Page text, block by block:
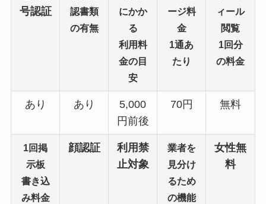
号認証
認書類
の有無
にかか
る
利用料
金の目
安
ージ料
金
1通あ
たり
ィール
閲覧
1回分
の料金
あり あり
5,000
円前後
70円 無料
1回掲
示板
書き込
み料金
顔認証
利用禁
止対象
業者を
見分け
るため
の機能
女性無
料